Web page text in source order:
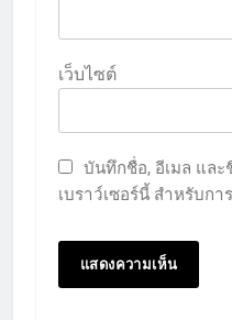
เว็บไซต์
บันทึกชื่อ, อีเมล แล
เบราว์เซอร์นี้ สำหรับก